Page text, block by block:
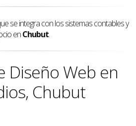
se integra con los sistemas contables y
enChubut.
Diseño Web en
Chubut